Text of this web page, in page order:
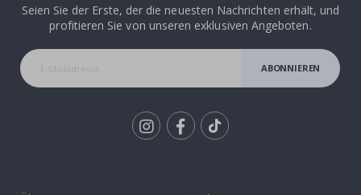
Seien Sie der Erste, der die neuesten Nachrichten erhält, und
profitieren Sie von unseren exklusiven Angeboten.
ABONNIEREN